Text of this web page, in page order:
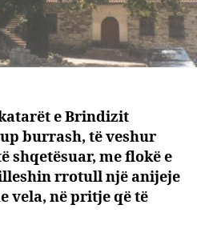
e Brindizit
burrash, të veshur
shqetësuar, me flokë e
rrotull një anijeje
vela, në pritje që të